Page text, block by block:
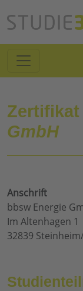
Zertifikat
GmbH
Anschrift
bbsw Energie
Im Altenhagen 1
32839